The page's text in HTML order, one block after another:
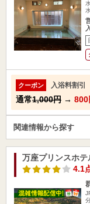
クーポン 入浴料割引
通常1,000円 → 800
関連情報から探す
万座プリンスホテ
4.1